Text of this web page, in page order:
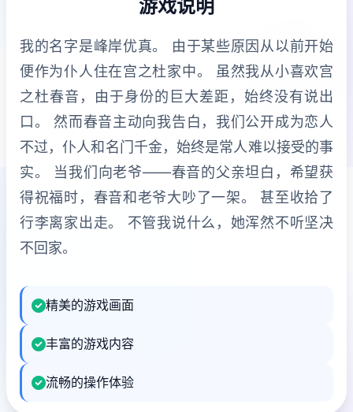
游戏说明
我的名字是峰岸优真。 由于某些原因从以前开始
便作为仆人住在宫之杜家中。 虽然我从小喜欢宫
之杜春音，由于身份的巨大差距，始终没有说出
口。 然而春音主动向我告白，我们公开成为恋人
不过，仆人和名门千金，始终是常人难以接受的事
实。 当我们向老爷——春音的父亲坦白，希望获
得祝福时，春音和老爷大吵了一架。 甚至收拾了
行李离家出走。 不管我说什么，她浑然不听坚决
不回家。
精美的游戏画面
丰富的游戏内容
流畅的操作体验